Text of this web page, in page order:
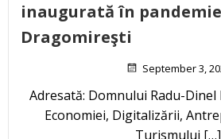
inaugurată în
Dragomireşti
September 3,
Adresată: Domnului Radu-
Economiei, Digitalizării,
Turismului […]